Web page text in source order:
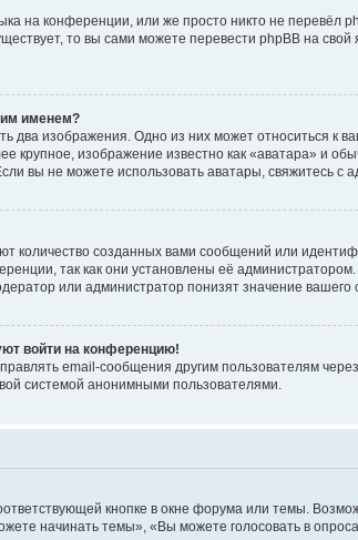
на конференции, или же просто никто не
то вы сами можете перевести phpBB на
именем?
два изображения. Одно из них может относиться
крупное, изображение известно как «аватара» и
вы не можете использовать аватары, свяжитесь
количество созданных вами сообщений или
так как они установлены её
или администратор понизят значение вашего
войти на конференцию!
email-сообщения другим пользователям
системой анонимными пользователями.
кнопке в окне форума или темы.
начинать темы», «Вы можете голосовать в